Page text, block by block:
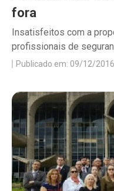
fora
Insatisfeitos com a
profissionais de
Publicado em: 09/12/2016